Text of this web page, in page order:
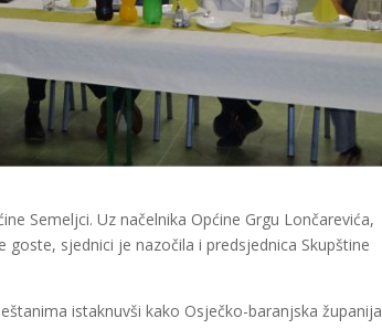
Semeljci. Uz načelnika Općine Grgu Lončarevića,
sjednici je nazočila i predsjednica Skupštine
istaknuvši kako Osječko-baranjska županija